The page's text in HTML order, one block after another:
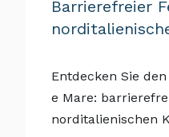
Barrierefreier
Entdecken Sie
e Mare:
norditalienischen